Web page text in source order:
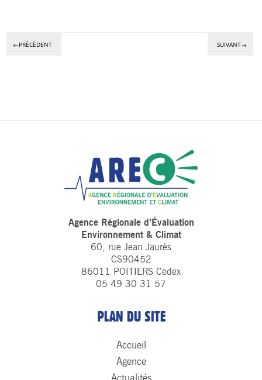
←PRÉCÉDENT SUIVANT→
Agence Régionale d’Évaluation
Environnement & Climat
60, rue Jean Jaurès
CS90452
86011 POITIERS Cedex
05 49 30 31 57
PLAN DU SITE
Accueil
Agence
Actualités